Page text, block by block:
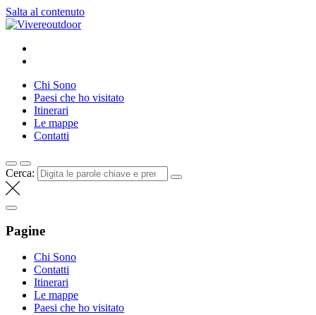
Salta al contenuto
Vivereoutdoor
Make every day an adventure
Chi Sono
Paesi che ho visitato
Itinerari
Le mappe
Contatti
Cerca:
Pagine
Chi Sono
Contatti
Itinerari
Le mappe
Paesi che ho visitato